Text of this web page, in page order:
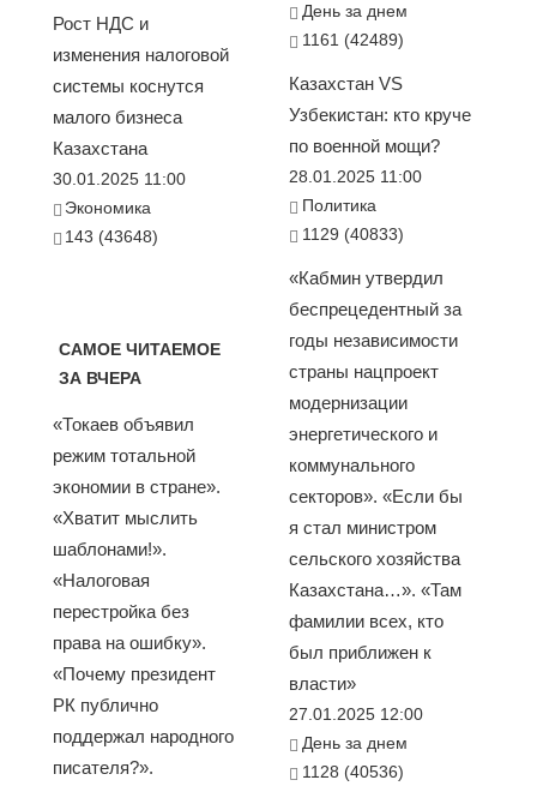
Рост НДС и
изменения налоговой
системы коснутся
малого бизнеса
Казахстана
30.01.2025 11:00
Экономика
143 (43648)
САМОЕ ЧИТАЕМОЕ
ЗА ВЧЕРА
«Токаев объявил
режим тотальной
экономии в стране».
«Хватит мыслить
шаблонами!».
«Налоговая
перестройка без
права на ошибку».
«Почему президент
РК публично
поддержал народного
писателя?».
День за днем
1161 (42489)
Казахстан VS
Узбекистан: кто круче
по военной мощи?
28.01.2025 11:00
Политика
1129 (40833)
«Кабмин утвердил
беспрецедентный за
годы независимости
страны нацпроект
модернизации
энергетического и
коммунального
секторов». «Если бы
я стал министром
сельского хозяйства
Казахстана…». «Там
фамилии всех, кто
был приближен к
власти»
27.01.2025 12:00
День за днем
1128 (40536)